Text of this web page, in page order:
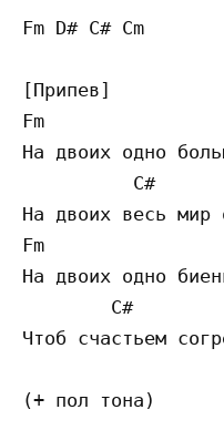
Fm D# C# Cm
[Припев]
Fm
На двоих одно
C#
На двоих весь мир
Fm
На двоих одно
C#
Чтоб счастьем
(+ пол тона)